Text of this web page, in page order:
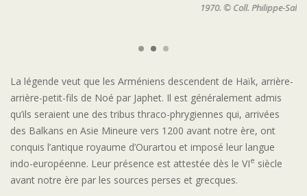
1970. © Coll. Philippe-Sahag Sukiasyan
La légende veut que les Arméniens descendent de Haïk, arrière-
arrière-petit-fils de Noé par Japhet. Il est généralement admis
qu’ils seraient une des tribus thraco-phrygiennes qui, arrivées
des Balkans en Asie Mineure vers 1200 avant notre ère, ont
conquis l’antique royaume d’Ourartou et imposé leur langue
indo-européenne. Leur présence est attestée dès le VIe siècle
avant notre ère par les sources perses et grecques.